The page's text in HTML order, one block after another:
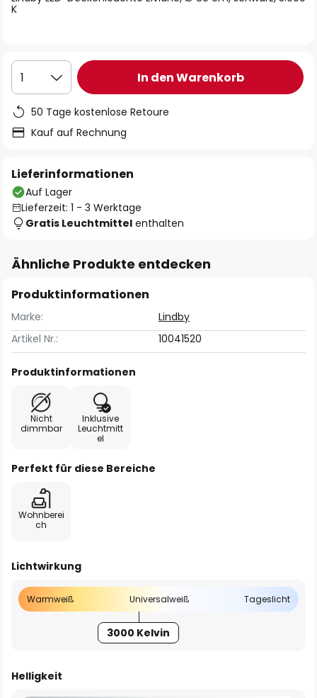
K
1 In den Warenkorb
50 Tage kostenlose Retoure
Kauf auf Rechnung
Lieferinformationen
Auf Lager
Lieferzeit: 1 - 3 Werktage
Gratis Leuchtmittel enthalten
Ähnliche Produkte entdecken
Produktinformationen
Marke:
Lindby
Artikel Nr.:
10041520
Produktinformationen
Nicht
dimmbar
Inklusive
Leuchtmitt
el
Perfekt für diese Bereiche
Wohnberei
ch
Lichtwirkung
Warmweiß Universalweiß Tageslicht
3000 Kelvin
Helligkeit